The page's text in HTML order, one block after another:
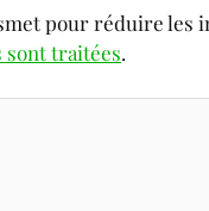
pour réduire les
sont traitées.